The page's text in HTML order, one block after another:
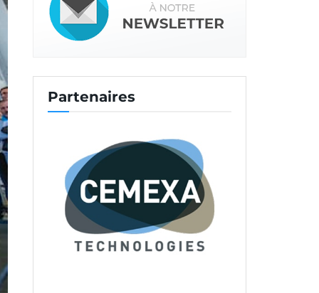
Partenaires